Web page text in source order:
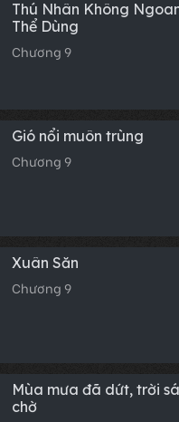
Thú Nhân Không
Thể Dùng
Chương 9
Gió nổi muôn trùng
Chương 9
Xuân Săn
Chương 9
Mùa mưa đã dứt, trời
chờ